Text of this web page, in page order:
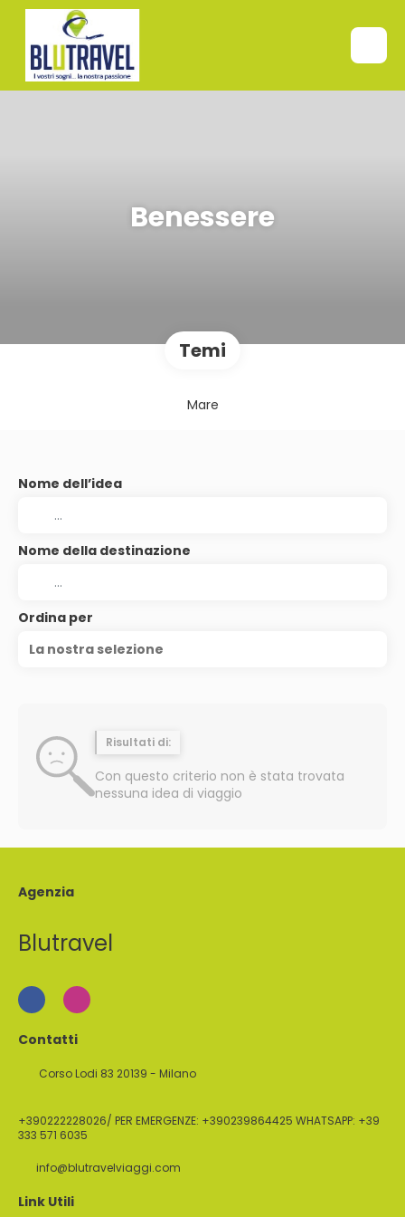
Benessere
Temi
Mare
Nome dell’idea
Nome della destinazione
Ordina per
La nostra selezione
Risultati di:
Con questo criterio non è stata trovata
nessuna idea di viaggio
Agenzia
Blutravel
Contatti
Corso Lodi 83 20139 - Milano
+390222228026/ PER EMERGENZE: +390239864425 WHATSAPP: +39
333 571 6035
info@blutravelviaggi.com
Link Utili